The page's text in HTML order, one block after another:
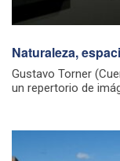
Naturaleza,
Gustavo Torner
un repertorio de